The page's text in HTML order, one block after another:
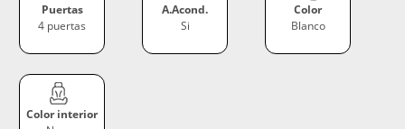
Puertas
4 puertas
A.Acond.
Si
Color
Blanco
Color interior